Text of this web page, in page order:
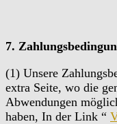
7.
(1) Unsere
extra Seite, wo die
Abwendungen
haben, In der Link “